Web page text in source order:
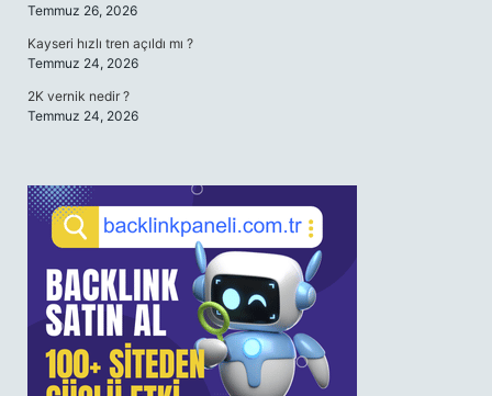
Temmuz 26, 2026
Kayseri hızlı tren açıldı mı ?
Temmuz 24, 2026
2K vernik nedir ?
Temmuz 24, 2026